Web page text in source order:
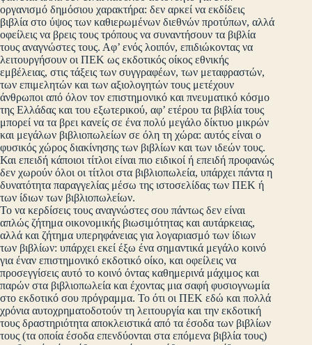
οργανισμό δημόσιου χαρακτήρα: δεν αρκεί να εκδίδεις
βιβλία στο ύψος των καθιερωμένων διεθνών προτύπων, αλλά
οφείλεις να βρεις τους τρόπους να συναντήσουν τα βιβλία
τους αναγνώστες τους. Αφ’ ενός λοιπόν, επιδιώκοντας να
λειτουργήσουν οι ΠΕΚ ως εκδοτικός οίκος εθνικής
εμβέλειας, στις τάξεις των συγγραφέων, των μεταφραστών,
των επιμελητών και των αξιολογητών τους μετέχουν
άνθρωποι από όλον τον επιστημονικό και πνευματικό κόσμο
της Ελλάδας και του εξωτερικού, αφ’ ετέρου τα βιβλία τους
μπορεί να τα βρει κανείς σε ένα πολύ μεγάλο δίκτυο μικρών
και μεγάλων βιβλιοπωλείων σε όλη τη χώρα: αυτός είναι ο
φυσικός χώρος διακίνησης των βιβλίων και των ιδεών τους.
Και επειδή κάποιοι τίτλοι είναι πιο ειδικοί ή επειδή προφανώς
δεν χωρούν όλοι οι τίτλοι στα βιβλιοπωλεία, υπάρχει πάντα η
δυνατότητα παραγγελίας μέσω της ιστοσελίδας των ΠΕΚ ή
των ίδιων των βιβλιοπωλείων.
Το να κερδίσεις τους αναγνώστες σου πάντως δεν είναι
απλώς ζήτημα οικονομικής βιωσιμότητας και αυτάρκειας,
αλλά και ζήτημα υπερηφάνειας για λογαριασμό των ίδιων
των βιβλίων: υπάρχει εκεί έξω ένα σημαντικά μεγάλο κοινό
για έναν επιστημονικό εκδοτικό οίκο, και οφείλεις να
προσεγγίσεις αυτό το κοινό όντας καθημερινά μάχιμος και
παρών στα βιβλιοπωλεία και έχοντας μια σαφή φυσιογνωμία
στο εκδοτικό σου πρόγραμμα. Το ότι οι ΠΕΚ εδώ και πολλά
χρόνια αυτοχρηματοδοτούν τη λειτουργία και την εκδοτική
τους δραστηριότητα αποκλειστικά από τα έσοδα των βιβλίων
τους (τα οποία έσοδα επενδύονται στα επόμενα βιβλία τους)